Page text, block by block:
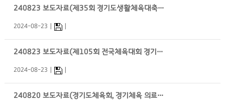
240823 보도자료(제35회 경기도생활체육대축전 시군대표자 회의)
2024-08-23
240823 보도자료(제105회 전국체육대회 경기도선수단 참가신청)
2024-08-23
240820 보도자료(경기도체육회, 경기체육 의료서비스 향상을 위한 업무협약)